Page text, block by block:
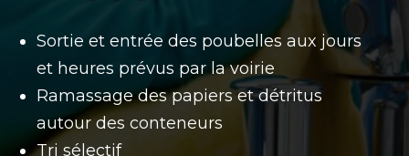
Sortie et entrée des poubelles aux jours
et heures prévus par la voirie
Ramassage des papiers et détritus
autour des conteneurs
Tri sélectif